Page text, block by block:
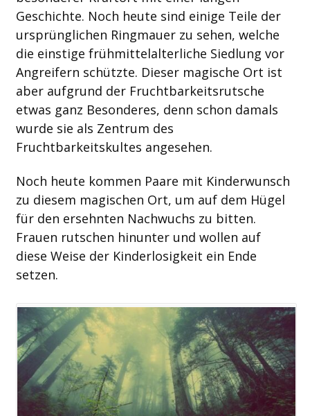
Geschichte. Noch heute sind einige Teile der
ursprünglichen Ringmauer zu sehen, welche
die einstige frühmittelalterliche Siedlung vor
Angreifern schützte. Dieser magische Ort ist
aber aufgrund der Fruchtbarkeitsrutsche
etwas ganz Besonderes, denn schon damals
wurde sie als Zentrum des
Fruchtbarkeitskultes angesehen.
Noch heute kommen Paare mit Kinderwunsch
zu diesem magischen Ort, um auf dem Hügel
für den ersehnten Nachwuchs zu bitten.
Frauen rutschen hinunter und wollen auf
diese Weise der Kinderlosigkeit ein Ende
setzen.